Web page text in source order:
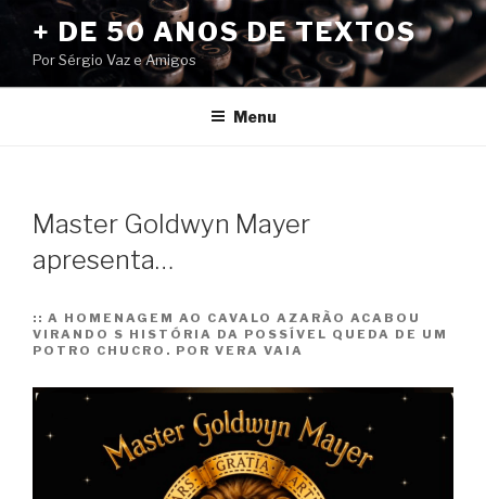
conteúdo
+ DE 50 ANOS DE TEXTOS
Por Sérgio Vaz e Amigos
Menu
Master Goldwyn Mayer
apresenta…
:: A HOMENAGEM AO CAVALO AZARÃO ACABOU
VIRANDO S HISTÓRIA DA POSSÍVEL QUEDA DE UM
POTRO CHUCRO. POR VERA VAIA